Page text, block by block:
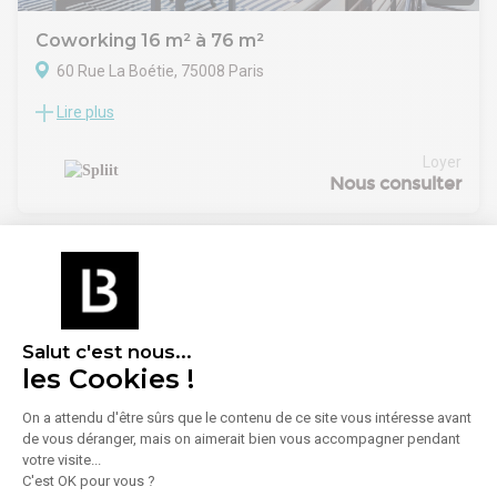
Salut c'est nous...
les Cookies !
On a attendu d'être sûrs que le contenu de ce site vous intéresse avant
de vous déranger, mais on aimerait bien vous accompagner pendant
votre visite...
C'est OK pour vous ?
Coworking 16 m² à 76 m²
60 Rue La Boétie, 75008 Paris
Location Bureaux Paris 75008
• 16 m² – 4 postes : 1 500 € HT/mois
• 22 m² – 6 postes : 2 000 € HT/mois
Bureaux contigus, meublés et tout inclus : internet, charges,
Contrat de prestation de services – engagement 12 mois.
Lire plus
Loyer
Nous consulter
1/18